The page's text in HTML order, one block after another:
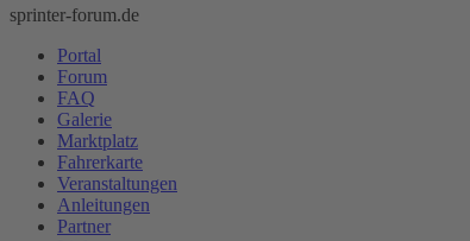
sprinter-forum.de
Portal
Forum
FAQ
Galerie
Marktplatz
Fahrerkarte
Veranstaltungen
Anleitungen
Partner